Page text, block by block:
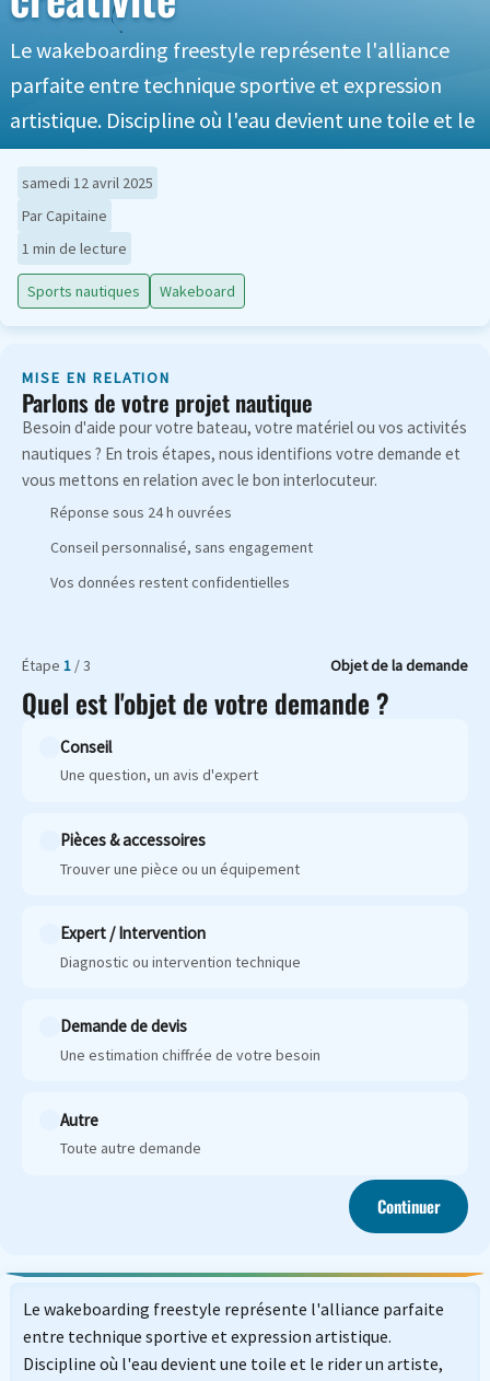
Le wakeboarding freestyle représente l'alliance
parfaite entre technique sportive et expression
artistique. Discipline où l'eau devient une toile et le
samedi 12 avril 2025
Par Capitaine
1 min de lecture
Sports nautiques Wakeboard
MISE EN RELATION
Parlons de votre projet nautique
Besoin d'aide pour votre bateau, votre matériel ou vos activités
nautiques ? En trois étapes, nous identifions votre demande et
vous mettons en relation avec le bon interlocuteur.
Réponse sous 24 h ouvrées
Conseil personnalisé, sans engagement
Vos données restent confidentielles
Étape 1 / 3 Objet de la demande
Quel est l'objet de votre demande ?
Conseil
Une question, un avis d'expert
Pièces & accessoires
Trouver une pièce ou un équipement
Expert / Intervention
Diagnostic ou intervention technique
Demande de devis
Une estimation chiffrée de votre besoin
Autre
Toute autre demande
Continuer
Le wakeboarding freestyle représente l'alliance parfaite
entre technique sportive et expression artistique.
Discipline où l'eau devient une toile et le rider un artiste,